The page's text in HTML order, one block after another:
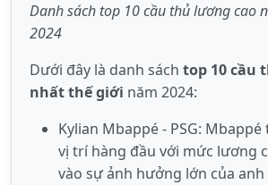
Danh sách top 10 cầu thủ lương cao
2024
Dưới đây là danh sách top 10 cầu
nhất thế giới năm 2024:
Kylian Mbappé - PSG:
vị trí hàng đầu với mức lương
vào sự ảnh hưởng lớn của anh